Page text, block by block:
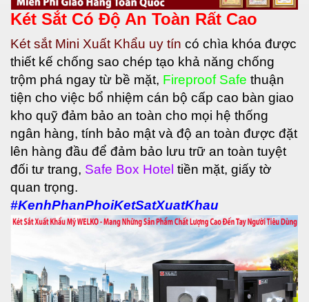
Két Sắt Có Độ An Toàn Rất Cao
Két sắt Mini Xuất Khẩu uy tín có chìa khóa được
thiết kế chống sao chép tạo khả năng chống
trộm phá ngay từ bề mặt, Fireproof Safe thuận
tiện cho việc bổ nhiệm cán bộ cấp cao bàn giao
kho quỹ đảm bảo an toàn cho mọi hệ thống
ngân hàng, tính bảo mật và độ an toàn được đặt
lên hàng đầu để đảm bảo lưu trữ an toàn tuyệt
đối tư trang, Safe Box Hotel tiền mặt, giấy tờ
quan trọng.
#KenhPhanPhoiKetSatXuatKhau